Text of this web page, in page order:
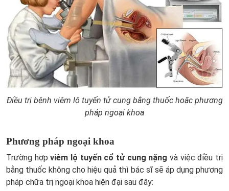
Điều trị bệnh viêm lộ tuyến tử cung bằng thuốc hoặc phương
pháp ngoại khoa
Phương pháp ngoại khoa
Trường hợpviêm lộ tuyến cổ tử cung nặng và việc điều trị
bằng thuốc không cho hiệu quả thì bác sĩ sẽ áp dụng phương
pháp chữa trị ngoại khoa hiện đại sau đây: